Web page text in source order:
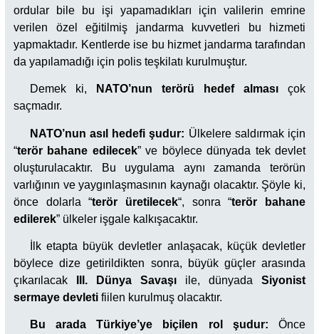
ordular bile bu işi yapamadıkları için valilerin emrine
verilen özel eğitilmiş jandarma kuvvetleri bu hizmeti
yapmaktadır. Kentlerde ise bu hizmet jandarma tarafından
da yapılamadığı için polis teşkilatı kurulmuştur.
Demek ki, NATO’nun terörü hedef almasıçok
saçmadır.
NATO’nun asıl hedefi şudur: Ülkelere saldırmak için
“terör bahane edilecek” ve böylece dünyada tek devlet
oluşturulacaktır. Bu uygulama aynı zamanda terörün
varlığının ve yaygınlaşmasının kaynağı olacaktır. Şöyle ki,
önce dolarla “terör üretilecek“, sonra “terör bahane
edilerek” ülkeler işgale kalkışacaktır.
İlk etapta büyük devletler anlaşacak, küçük devletler
böylece dize getirildikten sonra, büyük güçler arasında
çıkarılacak
III. Dünya Savaşı ile, dünyada Siyonist
sermaye devleti fiilen kurulmuş olacaktır.
Bu arada Türkiye’ye biçilen rol şudur: Önce